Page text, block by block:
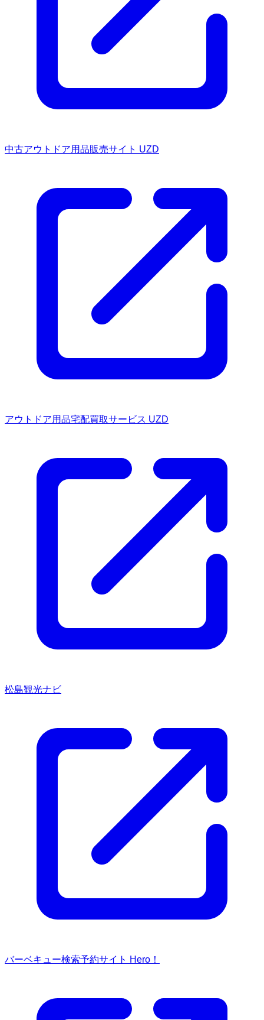
中古アウトドア用品販売サイト UZD
アウトドア用品宅配買取サービス UZD
松島観光ナビ
バーベキュー検索予約サイト Hero！